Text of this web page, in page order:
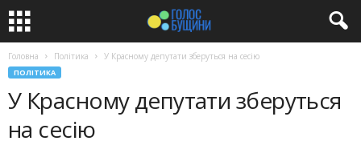
Головна Політика У Красному депутати зберуться на сесію
ПОЛІТИКА
У Красному депутати зберуться
на сесію